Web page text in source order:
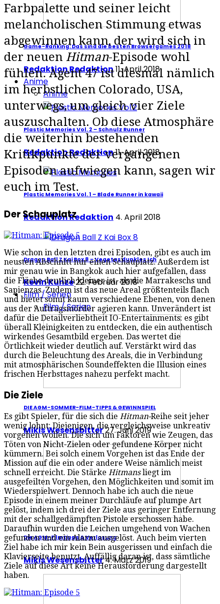
Game-Ranking: Das sind die besten Browsergames 2018
Redaktion Redaktion11. April 2018
Anime
Anime
Plastic Memories Vol. 2 – Schnulz Runner
Redaktion Redaktion11. April 2018
Plastic Memories Vol. 1 – Blade Runner in kawaii
Redaktion Redaktion 4. April 2018
Dragon Ball Z Kai Box 8 – Vegetas dunkles Ich
Kevin Kunze22. Februar 2018
Film / Serien
Film / Serien
DIE AGM-SOMMER-FILM-TIPPS & GEWINNSPIEL
Mikis Wesensbitter27. Juni 2019
Die AGM-Filmtipps & Verlosung
Mikis Wesensbitter4. März 2019
Farbpalette und seiner leicht
melancholischen Stimmung etwas
abgewinnen kann, der wird sich in
der neuen Hitman-Episode wohl
fühlen. Agent 47 ist diesmal nämlich
im herbstlichen Colorado, USA,
unterwegs, um gleich vier Ziele
auszuschalten. Ob diese Atmosphäre
die weiterhin bestehenden
Kritikpunkte der vergangenen
Episoden aufwiegen kann, sagen wir
euch im Test.
Der Schauplatz
Wie schon in den letzten drei Episoden, gibt es auch im
neusten Abschnitt nur einen Schauplatz. Außerdem ist
mir genau wie in Bangkok auch hier aufgefallen, dass
die Fläche deutlich kleiner ist, als die Marrakeschs und
Sapienzas. Zudem ist das neue Areal größtenteils flach
und bietet somit kaum verschiedene Ebenen, von denen
aus der Auftragsmörder agieren kann. Unverändert ist
dafür die Detailverliebtheit IO-Entertainments: es gibt
überall Kleinigkeiten zu entdecken, die ein authentisch
wirkendes Gesamtbild ergeben. Das wertet die
Örtlichkeit wieder deutlich auf. Verstärkt wird das
durch die Beleuchtung des Areals, die in Verbindung
mit atmosphärischen Soundeffekten die Illusion eines
frischen Herbsttages nahezu perfekt macht.
Die Ziele
Es gibt Spieler, für die sich die Hitman-Reihe seit jeher
wenig lohnt: Diejenigen, die vergleichsweise unkreativ
vorgehen wollen. Die sich um Faktoren wie Zeugen, das
Töten von Nicht-Zielen oder gefundene Körper nicht
kümmern. Bei solch einem Vorgehen ist das Ende der
Mission auf die ein oder andere Weise nämlich meist
schnell erreicht. Die Stärke Hitmansliegt im
ausgefeilten Vorgehen, den Möglichkeiten und somit im
Wiederspielwert. Dennoch habe ich auch die neue
Episode in einem meiner Durchläufe auf plumpe Art
gelöst, indem ich drei der Ziele aus geringer Entfernung
mit der schallgedämpften Pistole erschossen habe.
Daraufhin wurden die Leichen umgehend von Wachen
gefunden und ein Alarm ausgelöst. Auch beim vierten
Ziel habe ich mir kein Bein ausgerissen und einfach die
Klavierseite benutzt. Auffällig daran ist, dass sämtliche
Ziele auf diese Art keine Herausforderung dargestellt
haben.